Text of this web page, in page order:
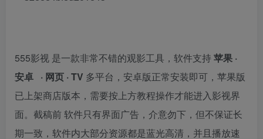
555影视 是一款非常不错的观影工具，软件支持苹果 ·
安卓 · 网页 · TV 多平台，安卓版正常安装即可，苹果版
已上架商店版本，需要按上方教程操作才能进入影视界
面。截稿前 软件只有界面广告，介意勿下，但不保证长
期一致，软件内大部分资源都是蓝光高清，并且播放速